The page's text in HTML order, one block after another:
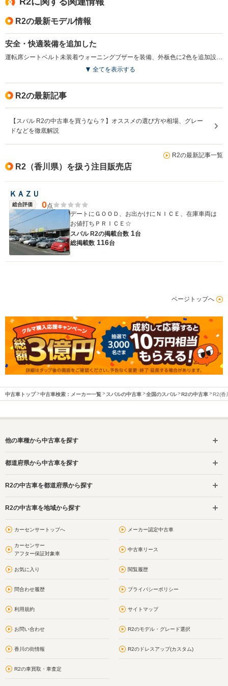
R2の最新モデル情報
安全・快適装備を追加した
全てを表示する
R2の最新記事
【スバル R2の中古車を買うなら？】オススメの選び方や相場、グレー
ドなどを徹底解説
R2の最新記事一覧
R2（香川県）を扱う注目販売店
ＫＡＺＵ
総合評価 0点
デートにＧＯＯＤ、お出かけにＮＩＣＥ、在庫車両は
お値打ちＰＲＩＣＥ☆
スバル R2の掲載台数 1台
総掲載数 116台
ページトップへ
中古車トップ 中古車検索：メーカー一覧 スバルの中古車 全国のスバル R2の中古車 R2(香
他の車種から中古車を探す
都道府県から中古車を探す
R2の中古車を都道府県から探す
R2の中古車を地域から探す
カーセンサートップへ メーカー認定中古車
カーセンサー
アフター保証対象車
中古車リース
お気に入り 閲覧履歴
問合わせ履歴 プライバシーポリシー
利用規約 サイトマップ
お問い合わせ R2のモデル・グレード選択
香川の街情報 R2のドレスアップ(カスタム)
R2の車買取・車査定